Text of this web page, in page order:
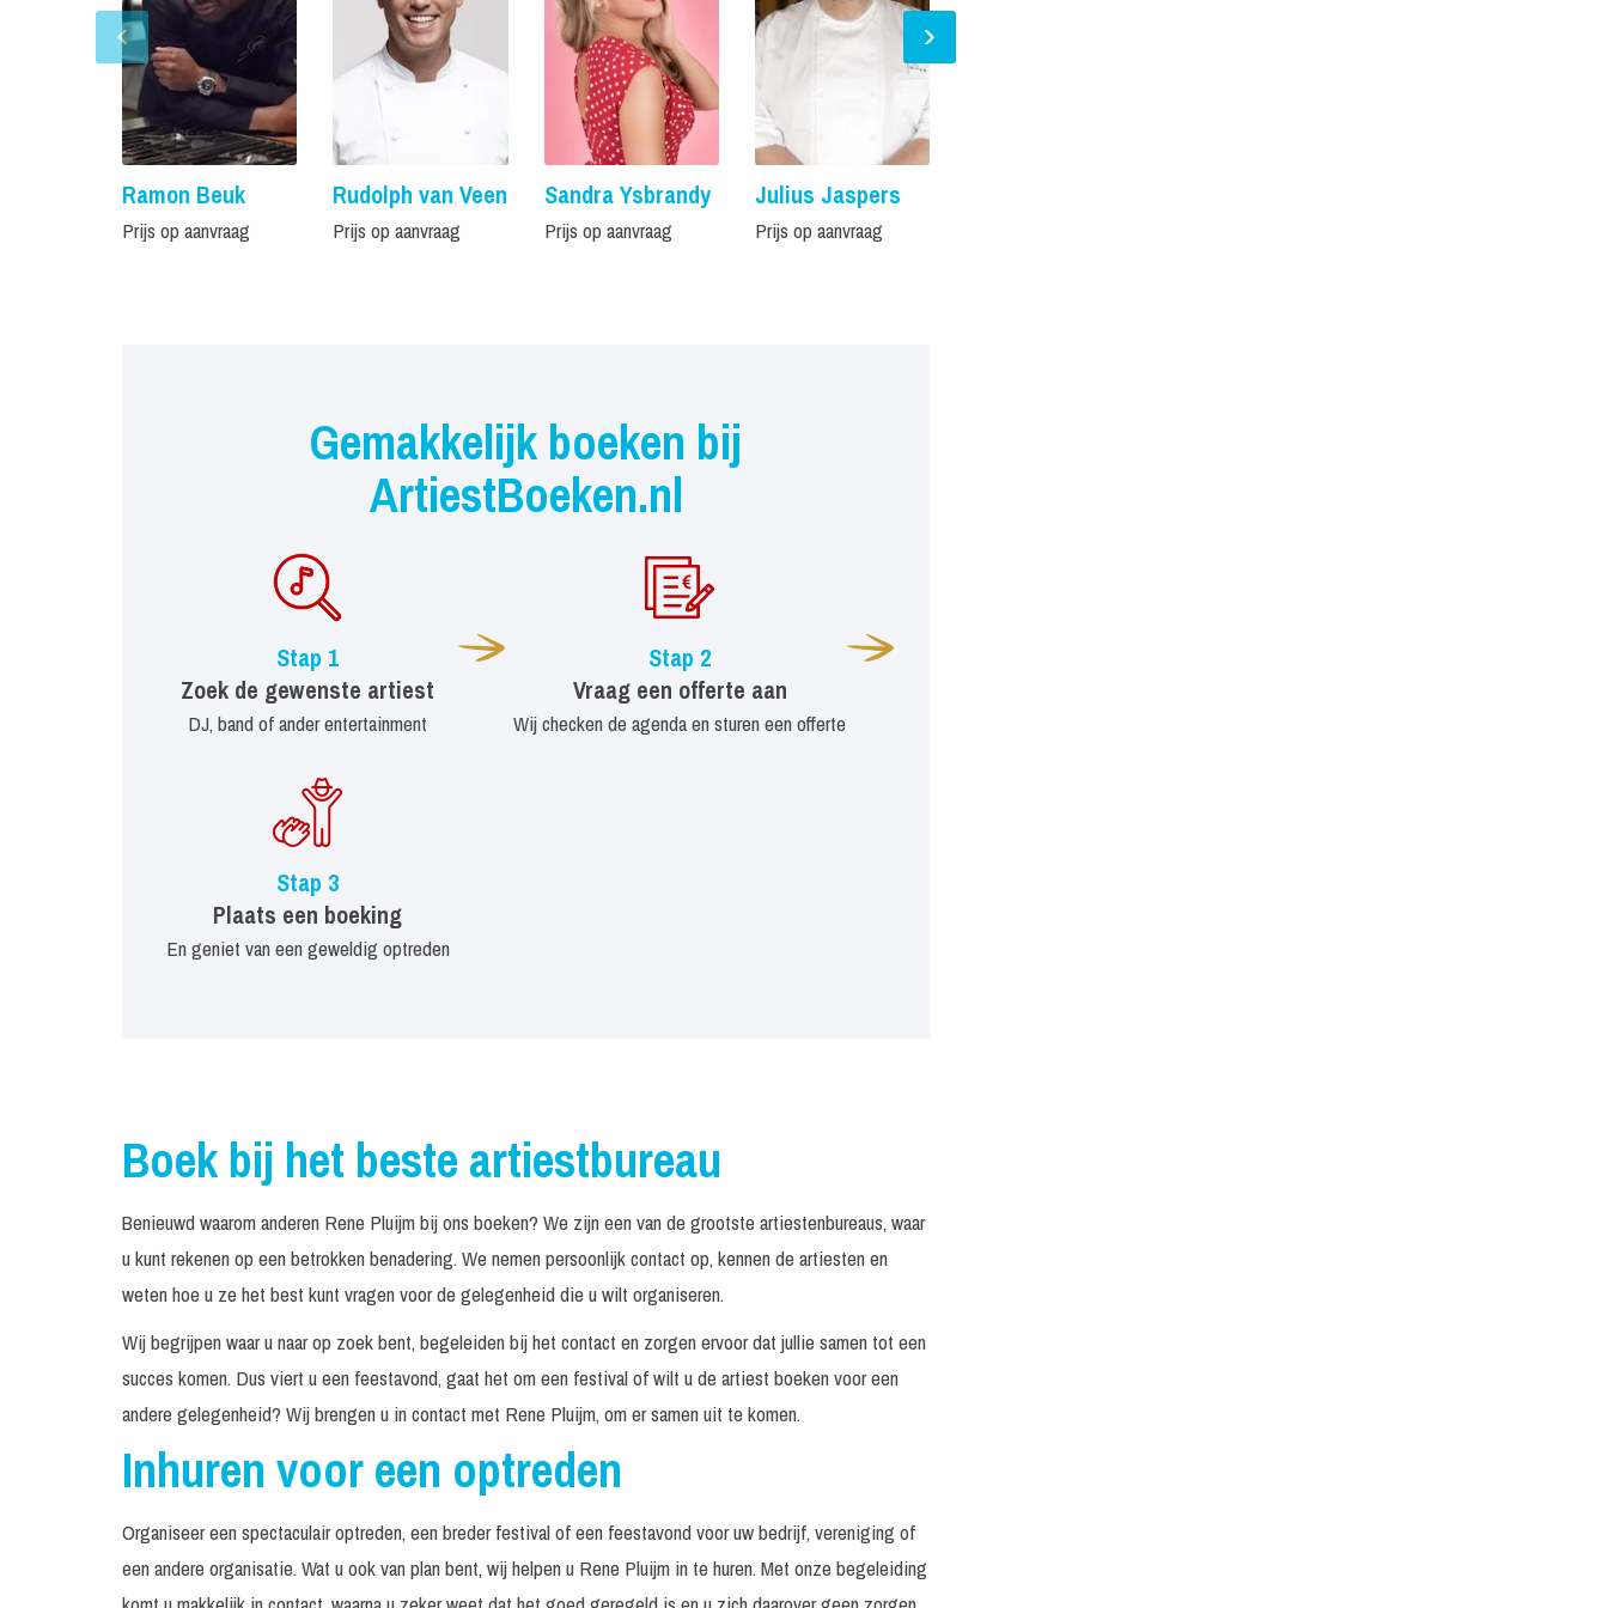
Ramon Beuk
Prijs op aanvraag
Rudolph van Veen
Prijs op aanvraag
Sandra Ysbrandy
Prijs op aanvraag
Julius Jaspers
Prijs op aanvraag
Gemakkelijk boeken bij
ArtiestBoeken.nl
Stap 1
Zoek de gewenste artiest
DJ, band of ander entertainment
Stap 2
Vraag een offerte aan
Wij checken de agenda en sturen een offerte
Stap 3
Plaats een boeking
En geniet van een geweldig optreden
Boek bij het beste artiestbureau
Benieuwd waarom anderen Rene Pluijm bij ons boeken? We zijn een van de grootste artiestenbureaus, waar
u kunt rekenen op een betrokken benadering. We nemen persoonlijk contact op, kennen de artiesten en
weten hoe u ze het best kunt vragen voor de gelegenheid die u wilt organiseren.
Wij begrijpen waar u naar op zoek bent, begeleiden bij het contact en zorgen ervoor dat jullie samen tot een
succes komen. Dus viert u een feestavond, gaat het om een festival of wilt u de artiest boeken voor een
andere gelegenheid? Wij brengen u in contact met Rene Pluijm, om er samen uit te komen.
Inhuren voor een optreden
Organiseer een spectaculair optreden, een breder festival of een feestavond voor uw bedrijf, vereniging of
een andere organisatie. Wat u ook van plan bent, wij helpen u Rene Pluijm in te huren. Met onze begeleiding